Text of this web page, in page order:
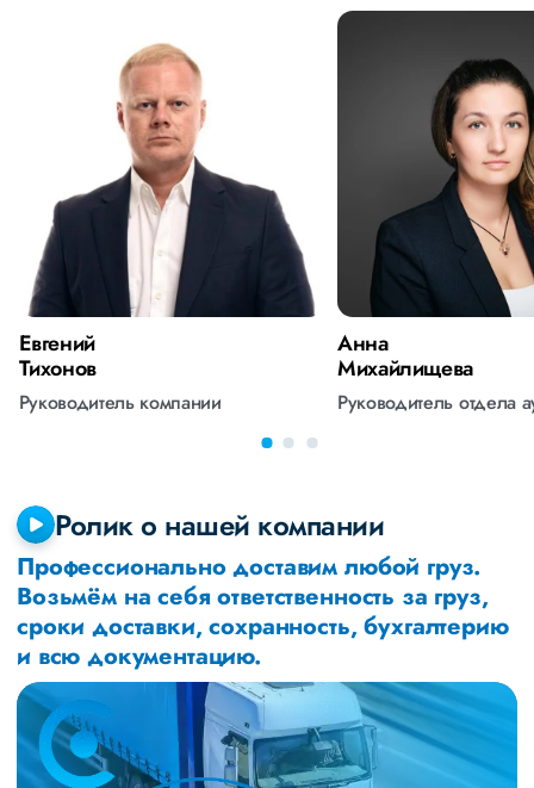
Евгений
Тихонов
Руководитель компании
Анна
Михайлищева
Руководитель отдела
Ролик о нашей компании
Профессионально доставим любой груз.
Возьмём на себя ответственность за груз,
сроки доставки, сохранность, бухгалтерию
и всю документацию.